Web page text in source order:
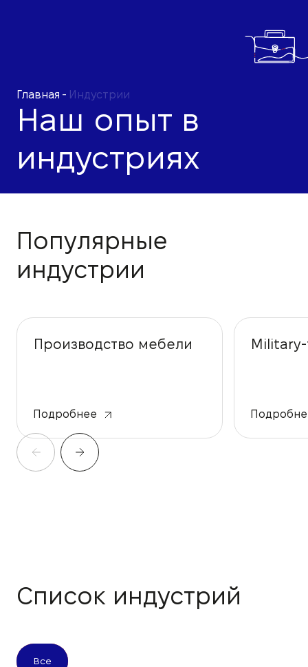
Главная - Индустрии
Наш опыт в
индустриях
Популярные
индустрии
Производство мебели
Подробнее
Список индустрий
Все